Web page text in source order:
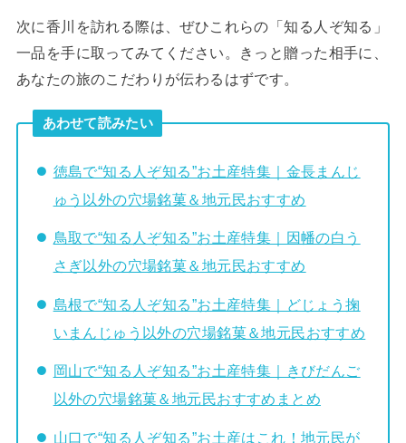
次に香川を訪れる際は、ぜひこれらの「知る人ぞ知る」
一品を手に取ってみてください。きっと贈った相手に、
あなたの旅のこだわりが伝わるはずです。
あわせて読みたい
徳島で“知る人ぞ知る”お土産特集｜金長まんじ
ゅう以外の穴場銘菓＆地元民おすすめ
鳥取で“知る人ぞ知る”お土産特集｜因幡の白う
さぎ以外の穴場銘菓＆地元民おすすめ
島根で“知る人ぞ知る”お土産特集｜どじょう掬
いまんじゅう以外の穴場銘菓＆地元民おすすめ
岡山で“知る人ぞ知る”お土産特集｜きびだんご
以外の穴場銘菓＆地元民おすすめまとめ
山口で“知る人ぞ知る”お土産はこれ！地元民が